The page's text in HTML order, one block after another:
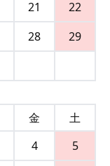
21
22
28
29
金
土
4
5